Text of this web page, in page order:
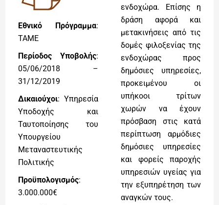
Εθνικό Πρόγραμμα:
ΤΑΜΕ
Περίοδος Υποβολής:
05/06/2018 –
31/12/2019
Δικαιούχοι: Υπηρεσία
Υποδοχής και
Ταυτοποίησης του
Υπουργείου
Μεταναστευτικής
Πολιτικής
Προϋπολογισμός:
3.000.000€
ενδοχώρα. Επίσης η
δράση αφορά και
μετακινήσεις από τις
δομές φιλοξενίας της
ενδοχώρας προς
δημόσιες υπηρεσίες,
προκειμένου οι
υπήκοοι τρίτων
χωρών να έχουν
πρόσβαση στις κατά
περίπτωση αρμόδιες
δημόσιες υπηρεσίες
και φορείς παροχής
υπηρεσιών υγείας για
την εξυπηρέτηση των
αναγκών τους.